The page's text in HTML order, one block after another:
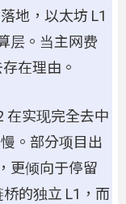
地，以太坊 L1
层。当主网费
在理由。
在实现完全去中
。部分项目出
更倾向于停留
的独立 L1，而